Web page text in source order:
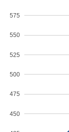
450
475
500
525
550
575